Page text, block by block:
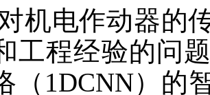
机电作动器的
工程经验的问
（1DCNN）的